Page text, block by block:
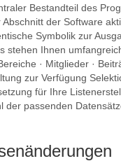
Bestandteil des
Abschnitt der Software
Symbolik zur
stehen Ihnen
· Mitglieder ·
zur Verfügung
für Ihre
der passenden